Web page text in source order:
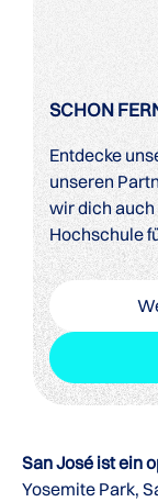
SCHON
Entdecke
unseren
wir dich auch
Hochschule
San José ist ein
Yosemite Park,